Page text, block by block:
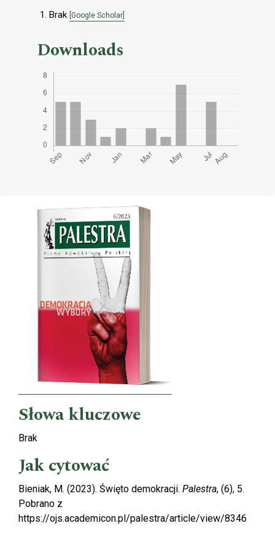
Brak [Google Scholar]
Downloads
Cover image
Słowa kluczowe
Brak
Jak cytować
Bieniak, M. (2023). Święto demokracji. Palestra, (6), 5.
Pobrano z
https://ojs.academicon.pl/palestra/article/view/8346